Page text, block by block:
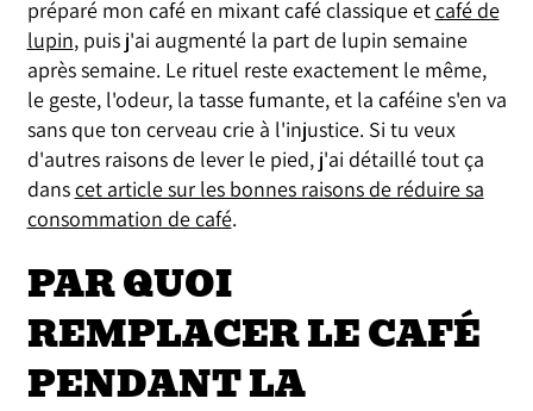
préparé mon café en mixant café classique etcafé de
lupin, puis j'ai augmenté la part de lupin semaine
après semaine. Le rituel reste exactement le même,
le geste, l'odeur, la tasse fumante, et la caféine s'en va
sans que ton cerveau crie à l'injustice. Si tu veux
d'autres raisons de lever le pied, j'ai détaillé tout ça
danscet article sur les bonnes raisons de réduire sa
consommation de café.
PAR QUOI
REMPLACER LE CAFÉ
PENDANT LA